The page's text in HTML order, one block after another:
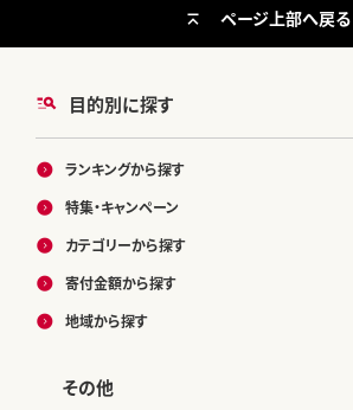
目的別に探す
ランキングから探す
特集・キャンペーン
カテゴリーから探す
寄付金額から探す
地域から探す
その他
ページ上部へ戻る